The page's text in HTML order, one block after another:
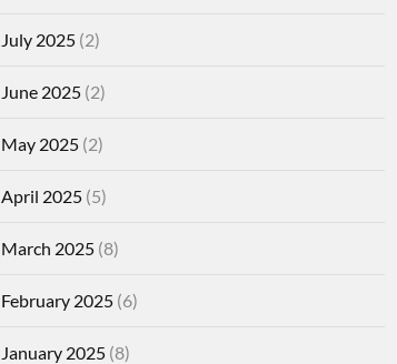
July 2025(2)
June 2025(2)
May 2025(2)
April 2025(5)
March 2025(8)
February 2025(6)
January 2025(8)